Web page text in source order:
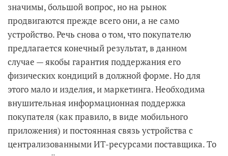
значимы, большой вопрос, но на рынок
продвигаются прежде всего они, а не само
устройство. Речь снова о том, что покупателю
предлагается конечный результат, в данном
случае — якобы гарантия поддержания его
физических кондиций в должной форме. Но для
этого мало и изделия, и маркетинга. Необходима
внушительная информационная поддержка
покупателя (как правило, в виде мобильного
приложения) и постоянная связь устройства с
централизованными ИТ-ресурсами поставщика. То